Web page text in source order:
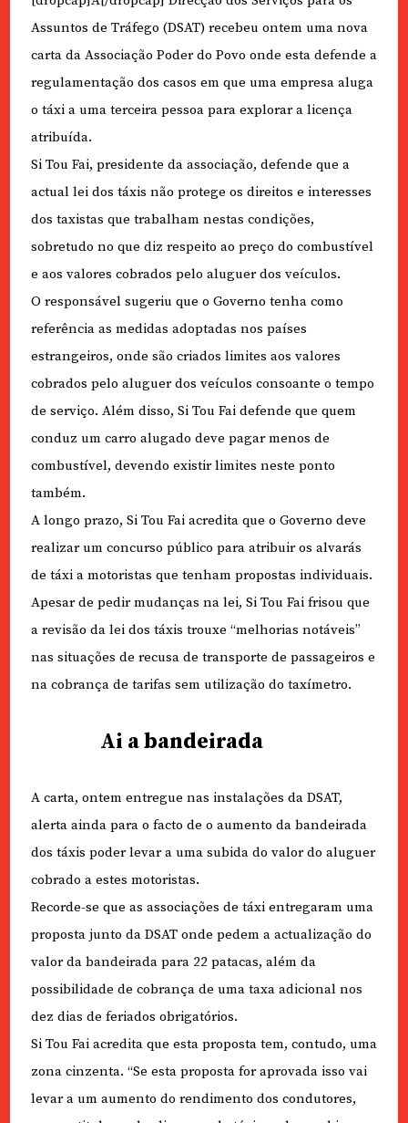
Assuntos de Tráfego (DSAT) recebeu ontem uma nova
carta da Associação Poder do Povo onde esta defende a
regulamentação dos casos em que uma empresa aluga
o táxi a uma terceira pessoa para explorar a licença
atribuída.
Si Tou Fai, presidente da associação, defende que a
actual lei dos táxis não protege os direitos e interesses
dos taxistas que trabalham nestas condições,
sobretudo no que diz respeito ao preço do combustível
e aos valores cobrados pelo aluguer dos veículos.
O responsável sugeriu que o Governo tenha como
referência as medidas adoptadas nos países
estrangeiros, onde são criados limites aos valores
cobrados pelo aluguer dos veículos consoante o tempo
de serviço. Além disso, Si Tou Fai defende que quem
conduz um carro alugado deve pagar menos de
combustível, devendo existir limites neste ponto
também.
A longo prazo, Si Tou Fai acredita que o Governo deve
realizar um concurso público para atribuir os alvarás
de táxi a motoristas que tenham propostas individuais.
Apesar de pedir mudanças na lei, Si Tou Fai frisou que
a revisão da lei dos táxis trouxe “melhorias notáveis”
nas situações de recusa de transporte de passageiros e
na cobrança de tarifas sem utilização do taxímetro.
Ai a bandeirada
A carta, ontem entregue nas instalações da DSAT,
alerta ainda para o facto de o aumento da bandeirada
dos táxis poder levar a uma subida do valor do aluguer
cobrado a estes motoristas.
Recorde-se que as associações de táxi entregaram uma
proposta junto da DSAT onde pedem a actualização do
valor da bandeirada para 22 patacas, além da
possibilidade de cobrança de uma taxa adicional nos
dez dias de feriados obrigatórios.
Si Tou Fai acredita que esta proposta tem, contudo, uma
zona cinzenta. “Se esta proposta for aprovada isso vai
levar a um aumento do rendimento dos condutores,